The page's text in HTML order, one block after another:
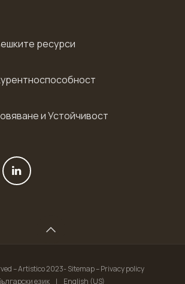
ресурси
и Устойчивост
– Artistico 2023- Sitemap – Privacy policy
език
| English (US)